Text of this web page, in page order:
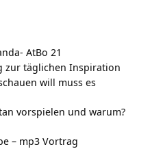
AtBo 21
zur täglichen Inspiration
will muss es
vorspielen und warum?
– mp3 Vortrag